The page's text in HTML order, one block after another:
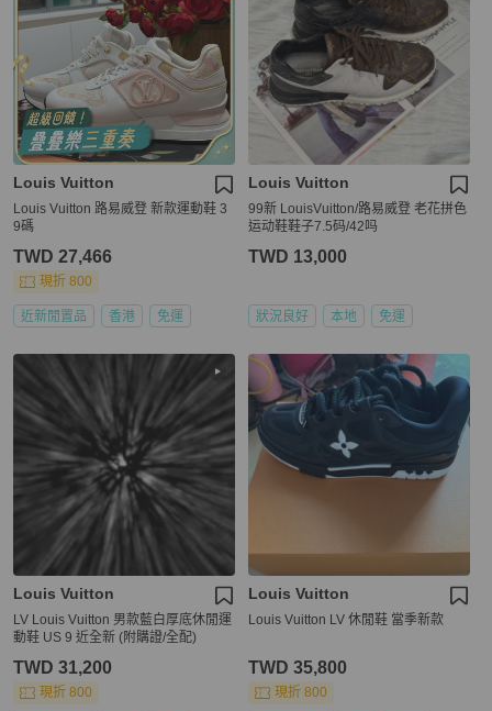
Louis Vuitton
Louis Vuitton 路易威登 新款運動鞋 3
9碼
TWD 27,466
現折 800
近新閒置品 香港 免運
Louis Vuitton
99新 LouisVuitton/路易威登 老花拼色
运动鞋鞋子7.5码/42吗
TWD 13,000
狀況良好 本地 免運
Louis Vuitton
LV Louis Vuitton 男款藍白厚底休閒運
動鞋 US 9 近全新 (附購證/全配)
TWD 31,200
現折 800
Louis Vuitton
Louis Vuitton LV 休閒鞋 當季新款
TWD 35,800
現折 800